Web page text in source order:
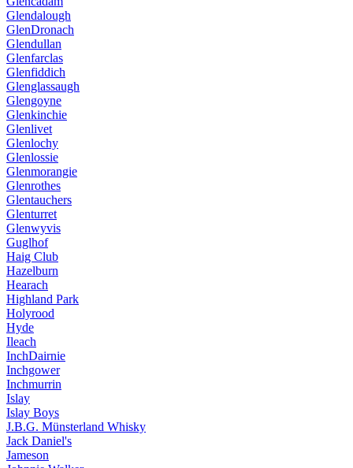
Glendalough
GlenDronach
Glendullan
Glenfarclas
Glenfiddich
Glenglassaugh
Glengoyne
Glenkinchie
Glenlivet
Glenlochy
Glenlossie
Glenmorangie
Glenrothes
Glentauchers
Glenturret
Glenwyvis
Guglhof
Haig Club
Hazelburn
Hearach
Highland Park
Holyrood
Hyde
Ileach
InchDairnie
Inchgower
Inchmurrin
Islay
Islay Boys
J.B.G. Münsterland Whisky
Jack Daniel's
Jameson